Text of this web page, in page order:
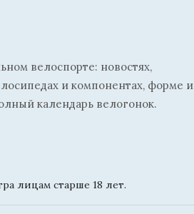
велоспорте: новостях,
и компонентах, форме и
календарь велогонок.
лицам старше 18 лет.